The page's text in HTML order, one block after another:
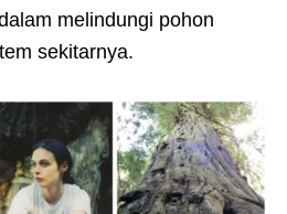
melindungi pohon
sekitarnya.